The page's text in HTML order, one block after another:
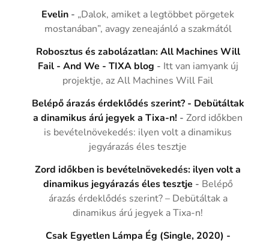
Evelin - „Dalok, amiket a legtöbbet pörgetek
mostanában”, avagy zeneajánló a szakmától
Robosztus és zabolázatlan: All Machines Will
Fail - And We - TIXA blog - Itt van iamyank új
projektje, az All Machines Will Fail
Belépő árazás érdeklődés szerint? - Debütáltak
a dinamikus árú jegyek a Tixa-n! -Zord időkben
is bevételnövekedés: ilyen volt a dinamikus
jegyárazás éles tesztje
Zord időkben is bevételnövekedés: ilyen volt a
dinamikus jegyárazás éles tesztje - Belépő
árazás érdeklődés szerint? – Debütáltak a
dinamikus árú jegyek a Tixa-n!
Csak Egyetlen Lámpa Ég (Single, 2020) -